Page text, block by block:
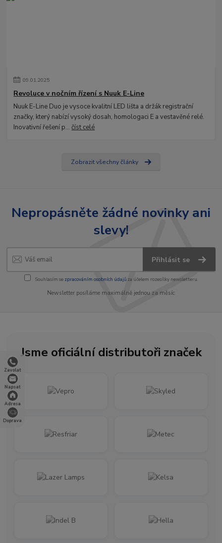
Zavolat
Napsat
Adresa
Doprava
09.01.2025
Revoluce v nočním řízení s Nuuk E-Line
Nuuk E-Line Duo je vysoce kvalitní LED lišta a držák registrační
značky, který nabízí vysoký dosah, homologaci E a vestavěné relé.
Inovativní řešení p...číst celé
Zobrazit všechny články
Nepropásněte žádné novinky ani
slevy!
Přihlásit se
Souhlasím se zpracováním osobních údajůza účelem rozesílky newsletteru.
Newsletter posíláme maximálně jednou za měsíc
Jsme oficiální distributoři značek